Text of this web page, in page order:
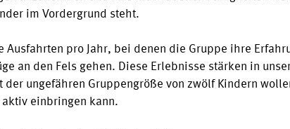
im Vordergrund steht.
pro Jahr, bei denen die Gruppe ihre
an den Fels gehen. Diese Erlebnisse stärken in
ungefähren Gruppengröße von zwölf Kindern
einbringen kann.